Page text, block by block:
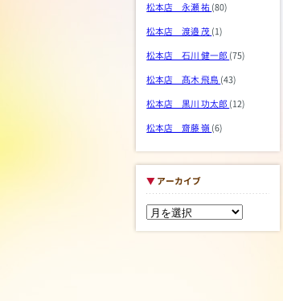
松本店 永瀬 祐 (80)
松本店 渡邉 茂 (1)
松本店 石川 健一郎 (75)
松本店 髙木 飛鳥 (43)
松本店 黒川 功太郎 (12)
松本店 齋藤 嶺 (6)
▼ アーカイブ